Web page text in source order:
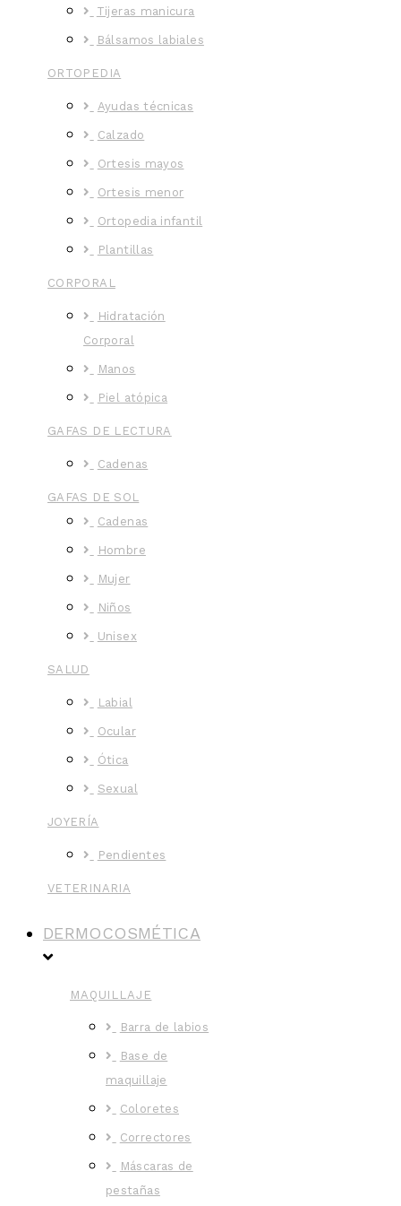
Tijeras manicura
Bálsamos labiales
ORTOPEDIA
Ayudas técnicas
Calzado
Ortesis mayos
Ortesis menor
Ortopedia infantil
Plantillas
CORPORAL
Hidratación
Corporal
Manos
Piel atópica
GAFAS DE LECTURA
Cadenas
GAFAS DE SOL
Cadenas
Hombre
Mujer
Niños
Unisex
SALUD
Labial
Ocular
Ótica
Sexual
JOYERÍA
Pendientes
VETERINARIA
DERMOCOSMÉTICA
MAQUILLAJE
Barra de labios
Base de
maquillaje
Coloretes
Correctores
Máscaras de
pestañas